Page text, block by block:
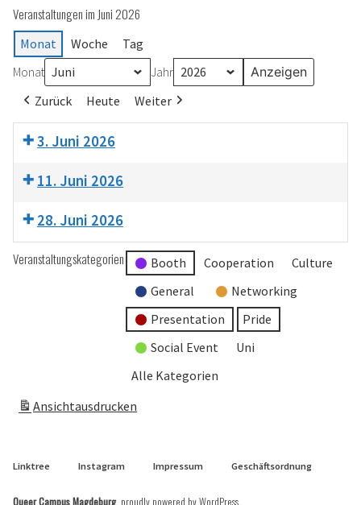
Veranstaltungen im Juni 2026
Monat Woche Tag
Monat Jahr
Zurück Heute Weiter
3. Juni 2026
11. Juni 2026
28. Juni 2026
Veranstaltungskategorien Booth Cooperation
Culture
General
Networking
Presentation
Pride
Social Event
Uni
Alle Kategorien
Ansichtausdrucken
Linktree Instagram Impressum Geschäftsordnung
Queer Campus Magdeburg, proudly powered by WordPress.